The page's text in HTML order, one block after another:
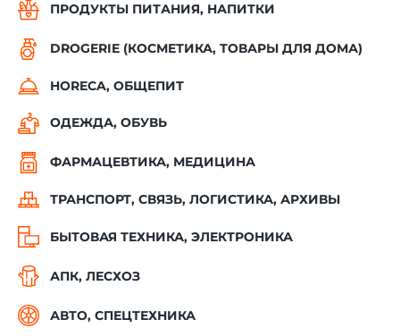
ПРОДУКТЫ ПИТАНИЯ, НАПИТКИ
DROGERIE (КОСМЕТИКА, ТОВАРЫ ДЛЯ ДОМА)
HORECA, ОБЩЕПИТ
ОДЕЖДА, ОБУВЬ
ФАРМАЦЕВТИКА, МЕДИЦИНА
ТРАНСПОРТ, СВЯЗЬ, ЛОГИСТИКА, АРХИВЫ
БЫТОВАЯ ТЕХНИКА, ЭЛЕКТРОНИКА
АПК, ЛЕСХОЗ
АВТО, СПЕЦТЕХНИКА